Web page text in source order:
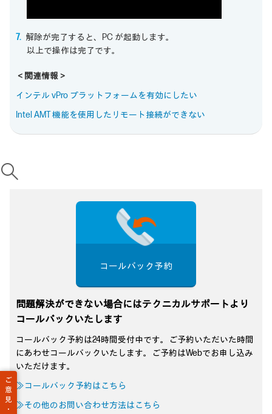
解除が完了すると、PC が起動します。
以上で操作は完了です。
＜関連情報＞
インテル vPro プラットフォームを有効にしたい
Intel AMT 機能を使用したリモート接続ができない
ご
意
見
・
コールバック予約
問題解決ができない場合にはテクニカルサポートより
コールバックいたします
コールバック予約は24時間受付中です。ご予約いただいた時間
にあわせコールバックいたします。ご予約はWebでお申し込み
いただけます。
≫コールバック予約はこちら
≫その他のお問い合わせ方法はこちら